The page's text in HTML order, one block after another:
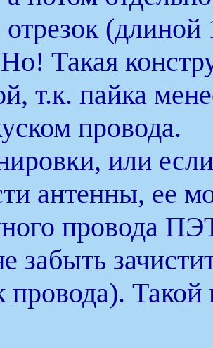
отрезок
Такая
т.к. пайка
провода.
или
антенны, ее
провода
забыть
провода). Такой